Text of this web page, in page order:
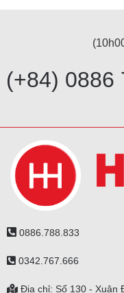
(+84) 0886
0886.788.833
0342.767.666
Địa chỉ: Số 130 - Xuân